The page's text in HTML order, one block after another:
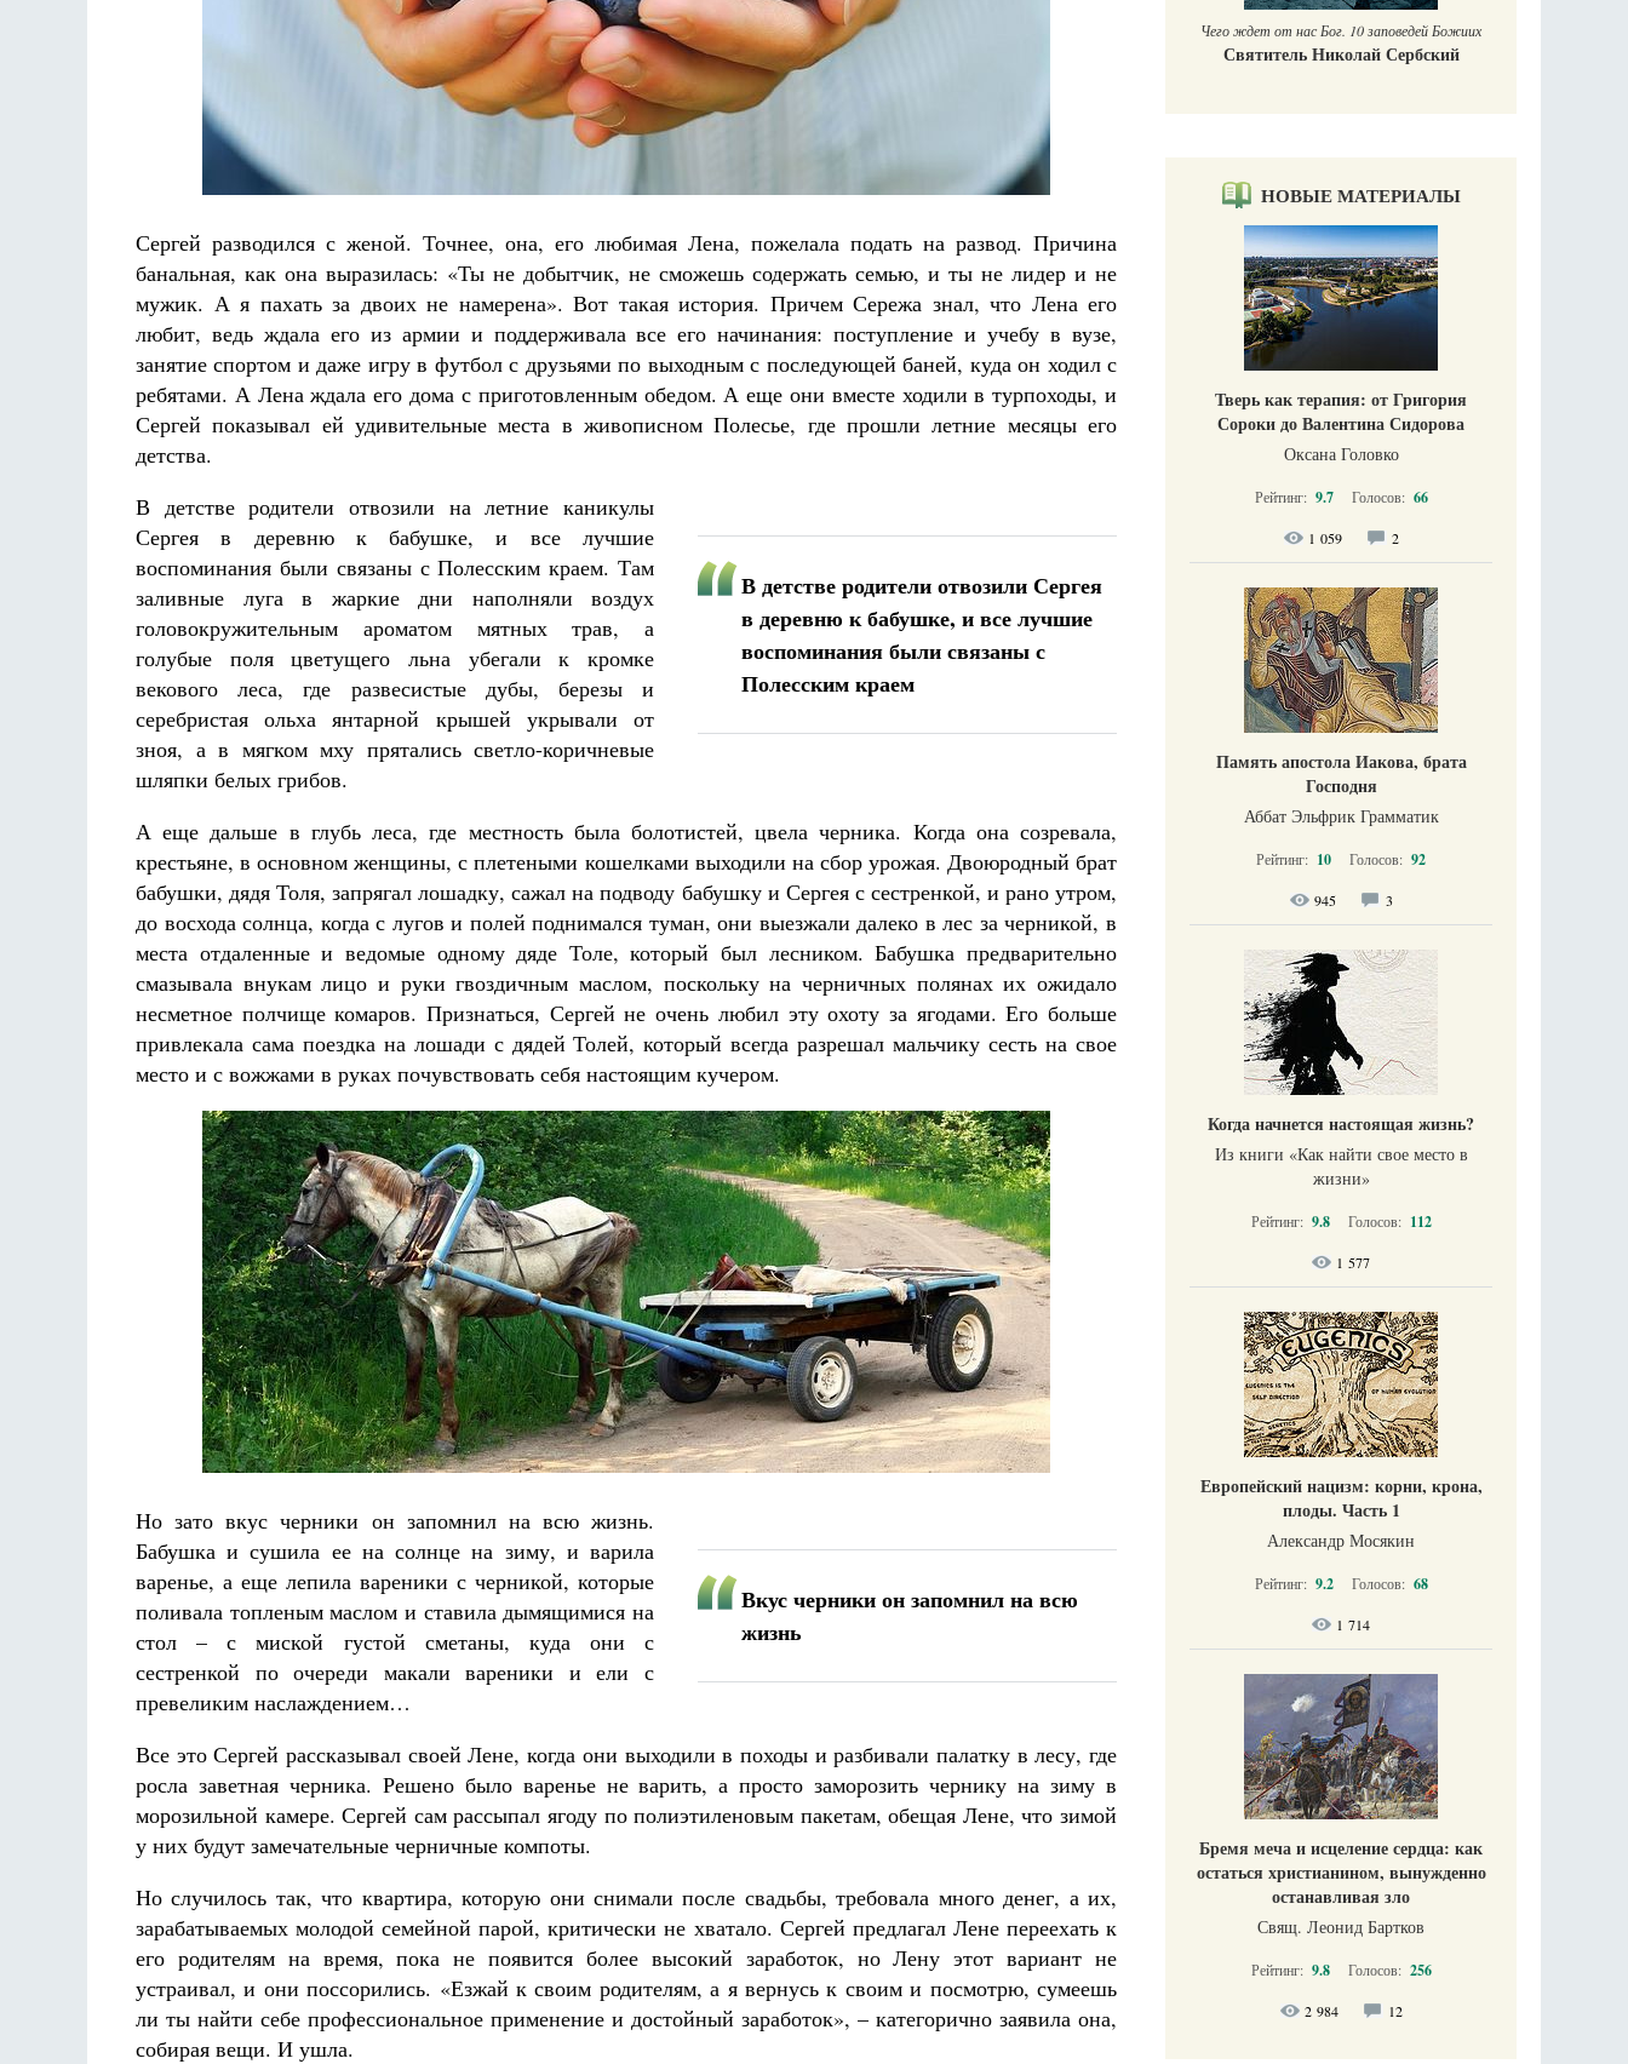
Сергей разводился с женой. Точнее, она, его любимая Лена, пожелала подать на развод. Причина
банальная, как она выразилась: «Ты не добытчик, не сможешь содержать семью, и ты не лидер и не
мужик. А я пахать за двоих не намерена». Вот такая история. Причем Сережа знал, что Лена его
любит, ведь ждала его из армии и поддерживала все его начинания: поступление и учебу в вузе,
занятие спортом и даже игру в футбол с друзьями по выходным с последующей баней, куда он ходил с
ребятами. А Лена ждала его дома с приготовленным обедом. А еще они вместе ходили в турпоходы, и
Сергей показывал ей удивительные места в живописном Полесье, где прошли летние месяцы его
детства.
В детстве родители отвозили Сергея
в деревню к бабушке, и все лучшие
воспоминания были связаны с
Полесским краем
В детстве родители отвозили на летние каникулы
Сергея в деревню к бабушке, и все лучшие
воспоминания были связаны с Полесским краем. Там
заливные луга в жаркие дни наполняли воздух
головокружительным ароматом мятных трав, а
голубые поля цветущего льна убегали к кромке
векового леса, где развесистые дубы, березы и
серебристая ольха янтарной крышей укрывали от
зноя, а в мягком мху прятались светло-коричневые
шляпки белых грибов.
А еще дальше в глубь леса, где местность была болотистей, цвела черника. Когда она созревала,
крестьяне, в основном женщины, с плетеными кошелками выходили на сбор урожая. Двоюродный брат
бабушки, дядя Толя, запрягал лошадку, сажал на подводу бабушку и Сергея с сестренкой, и рано утром,
до восхода солнца, когда с лугов и полей поднимался туман, они выезжали далеко в лес за черникой, в
места отдаленные и ведомые одному дяде Толе, который был лесником. Бабушка предварительно
смазывала внукам лицо и руки гвоздичным маслом, поскольку на черничных полянах их ожидало
несметное полчище комаров. Признаться, Сергей не очень любил эту охоту за ягодами. Его больше
привлекала сама поездка на лошади с дядей Толей, который всегда разрешал мальчику сесть на свое
место и с вожжами в руках почувствовать себя настоящим кучером.
Вкус черники он запомнил на всю
жизнь
Но зато вкус черники он запомнил на всю жизнь.
Бабушка и сушила ее на солнце на зиму, и варила
варенье, а еще лепила вареники с черникой, которые
поливала топленым маслом и ставила дымящимися на
стол – с миской густой сметаны, куда они с
сестренкой по очереди макали вареники и ели с
превеликим наслаждением…
Все это Сергей рассказывал своей Лене, когда они выходили в походы и разбивали палатку в лесу, где
росла заветная черника. Решено было варенье не варить, а просто заморозить чернику на зиму в
морозильной камере. Сергей сам рассыпал ягоду по полиэтиленовым пакетам, обещая Лене, что зимой
у них будут замечательные черничные компоты.
Но случилось так, что квартира, которую они снимали после свадьбы, требовала много денег, а их,
зарабатываемых молодой семейной парой, критически не хватало. Сергей предлагал Лене переехать к
его родителям на время, пока не появится более высокий заработок, но Лену этот вариант не
устраивал, и они поссорились. «Езжай к своим родителям, а я вернусь к своим и посмотрю, сумеешь
ли ты найти себе профессиональное применение и достойный заработок», – категорично заявила она,
собирая вещи. И ушла.
Разлуки не будет
Фредерика де Грааф Как найти своё место в жизни
Кирилл Мурышев
Чего ждет от нас Бог. 10 заповедей Божиих
Святитель Николай Сербский
НОВЫЕ МАТЕРИАЛЫ
Тверь как терапия: от Григория
Сороки до Валентина Сидорова
Оксана Головко
Рейтинг: 9.7 Голосов: 66
1 059 2
Память апостола Иакова, брата
Господня
Аббат Эльфрик Грамматик
Рейтинг: 10 Голосов: 92
945 3
Когда начнется настоящая жизнь?
Из книги «Как найти свое место в
жизни​»
Рейтинг: 9.8 Голосов: 112
1 577
Европейский нацизм: корни, крона,
плоды. Часть 1
Александр Мосякин
Рейтинг: 9.2 Голосов: 68
1 714
Бремя меча и исцеление сердца: как
остаться христианином, вынужденно
останавливая зло
Свящ. Леонид Бартков
Рейтинг: 9.8 Голосов: 256
2 984 12